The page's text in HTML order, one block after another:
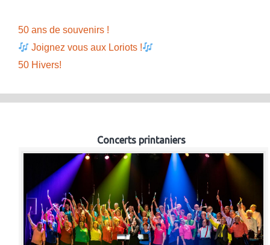
50 ans de souvenirs !
Joignez vous aux Loriots !
50 Hivers!
Concerts printaniers